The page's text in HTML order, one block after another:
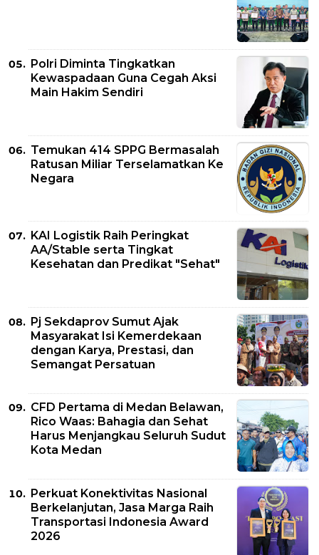
Polri Diminta Tingkatkan
Kewaspadaan Guna Cegah Aksi
Main Hakim Sendiri
Temukan 414 SPPG Bermasalah
Ratusan Miliar Terselamatkan Ke
Negara
KAI Logistik Raih Peringkat
AA/Stable serta Tingkat
Kesehatan dan Predikat "Sehat"
Pj Sekdaprov Sumut Ajak
Masyarakat Isi Kemerdekaan
dengan Karya, Prestasi, dan
Semangat Persatuan
CFD Pertama di Medan Belawan,
Rico Waas: Bahagia dan Sehat
Harus Menjangkau Seluruh Sudut
Kota Medan
Perkuat Konektivitas Nasional
Berkelanjutan, Jasa Marga Raih
Transportasi Indonesia Award
2026